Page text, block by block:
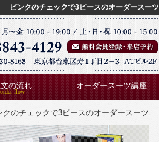
ピンクのチェックで3ピースのオーダースーツ
の流れ オーダースーツ講座
クのチェックで3ピースのオーダースーツ